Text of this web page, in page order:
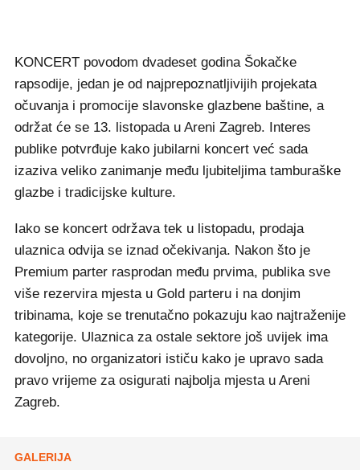
KONCERT povodom dvadeset godina Šokačke
rapsodije, jedan je od najprepoznatljivijih projekata
očuvanja i promocije slavonske glazbene baštine, a
održat će se 13. listopada u Areni Zagreb. Interes
publike potvrđuje kako jubilarni koncert već sada
izaziva veliko zanimanje među ljubiteljima tamburaške
glazbe i tradicijske kulture.
Iako se koncert održava tek u listopadu, prodaja
ulaznica odvija se iznad očekivanja. Nakon što je
Premium parter rasprodan među prvima, publika sve
više rezervira mjesta u Gold parteru i na donjim
tribinama, koje se trenutačno pokazuju kao najtraženije
kategorije. Ulaznica za ostale sektore još uvijek ima
dovoljno, no organizatori ističu kako je upravo sada
pravo vrijeme za osigurati najbolja mjesta u Areni
Zagreb.
GALERIJA